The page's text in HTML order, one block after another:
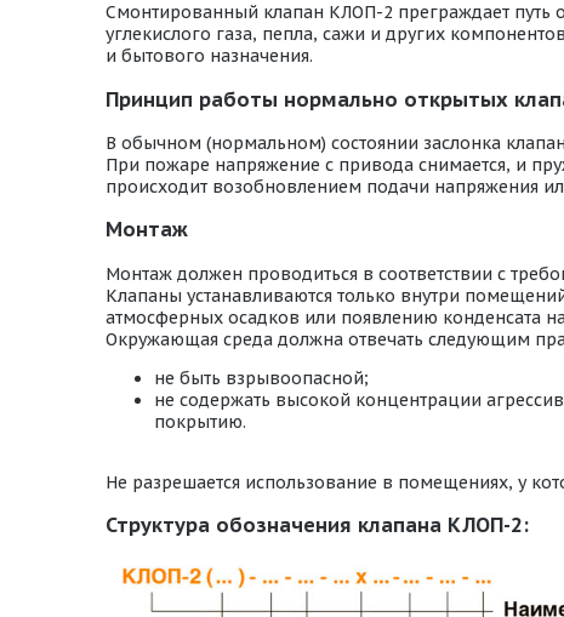
Смонтированный клапан КЛОП-2 преграждает путь
углекислого газа, пепла, сажи и других
и бытового назначения.
Принцип работы нормально открытых
В обычном (нормальном) состоянии заслонка
При пожаре напряжение с привода снимается, и
происходит возобновлением подачи напряжения
Монтаж
Монтаж должен проводиться в соответствии с
Клапаны устанавливаются только внутри
атмосферных осадков или появлению конденсата
Окружающая среда должна отвечать следующим
не быть взрывоопасной;
не содержать высокой концентрации
покрытию.
Не разрешается использование в помещениях, у
Структура обозначения клапана КЛОП-2: